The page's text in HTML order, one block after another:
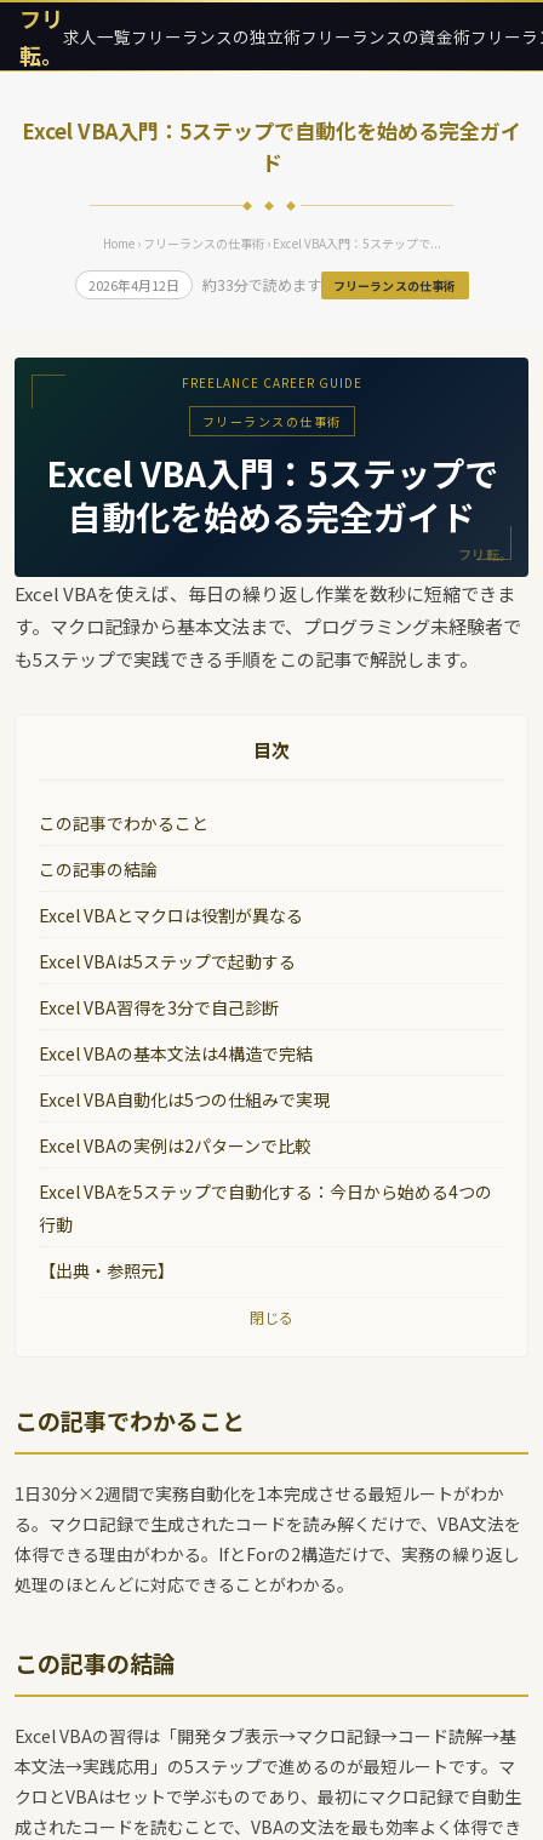
フリ
転。
求人一覧フリーランスの独立術フリーランスの資金術フリー
Excel VBA入門：5ステップで自動化を始める完全ガイ
ド
◆ ◆ ◆
Home› フリーランスの仕事術› Excel VBA入門：5ステップで...
2026年4月12日 約33分で読めます フリーランスの仕事術
FREELANCE CAREER GUIDE
フリーランスの仕事術
Excel VBA入門：5ステップで
自動化を始める完全ガイド
フリ転。
Excel VBAを使えば、毎日の繰り返し作業を数秒に短縮できま
す。マクロ記録から基本文法まで、プログラミング未経験者で
も5ステップで実践できる手順をこの記事で解説します。
目次
この記事でわかること
この記事の結論
Excel VBAとマクロは役割が異なる
Excel VBAは5ステップで起動する
Excel VBA習得を3分で自己診断
Excel VBAの基本文法は4構造で完結
Excel VBA自動化は5つの仕組みで実現
Excel VBAの実例は2パターンで比較
Excel VBAを5ステップで自動化する：今日から始める4つの
行動
【出典・参照元】
閉じる
この記事でわかること
1日30分×2週間で実務自動化を1本完成させる最短ルートがわか
る。マクロ記録で生成されたコードを読み解くだけで、VBA文法を
体得できる理由がわかる。IfとForの2構造だけで、実務の繰り返し
処理のほとんどに対応できることがわかる。
この記事の結論
Excel VBAの習得は「開発タブ表示→マクロ記録→コード読解→基
本文法→実践応用」の5ステップで進めるのが最短ルートです。マ
クロとVBAはセットで学ぶものであり、最初にマクロ記録で自動生
成されたコードを読むことで、VBAの文法を最も効率よく体得でき